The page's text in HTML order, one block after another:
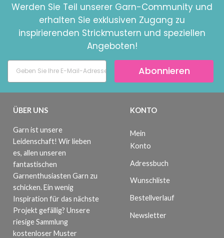
Werden Sie Teil unserer Garn-Community und
erhalten Sie exklusiven Zugang zu
inspirierenden Strickmustern und speziellen
Angeboten!
Abonnieren
ÜBER UNS
Garn ist unsere
Leidenschaft! Wir lieben
es, allen unseren
fantastischen
Garnenthusiasten Garn zu
schicken. Ein wenig
Inspiration für das nächste
Projekt gefällig? Unsere
riesige Sammlung
kostenloser Muster
KONTO
Mein
Konto
Adressbuch
Wunschliste
Bestellverlauf
Newsletter